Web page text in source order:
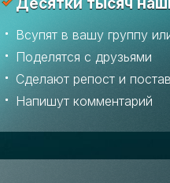
Всупят в вашу группу
Поделятся с друзьями
Сделают репост и
Напишут комментарий